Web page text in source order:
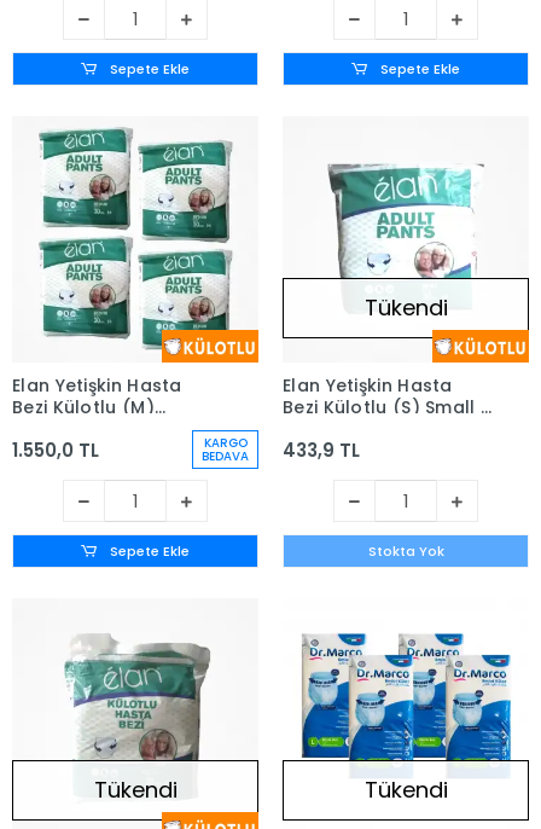
Sepete Ekle Sepete Ekle
Elan Yetişkin Hasta
Bezi Külotlu (M)
Paket (120 Adet)
1.550,0 TL KARGO
BEDAVA
Sepete Ekle
Tükendi
Elan Yetişkin Hasta
Bezi Külotlu (S) Small -
433,9 TL
Stokta Yok
Tükendi Tükendi